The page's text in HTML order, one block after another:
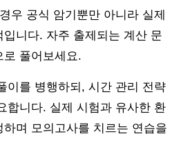
우 공식 암기뿐만 아니라 실제
니다. 자주 출제되는 계산 문
풀어보세요.
이를 병행하되, 시간 관리 전략
합니다. 실제 시험과 유사한 환
며 모의고사를 치르는 연습을